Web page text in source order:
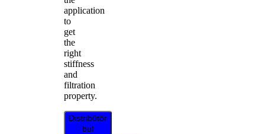
application
to
get
the
right
stiffness
and
filtration
property.
Distribütör
bul